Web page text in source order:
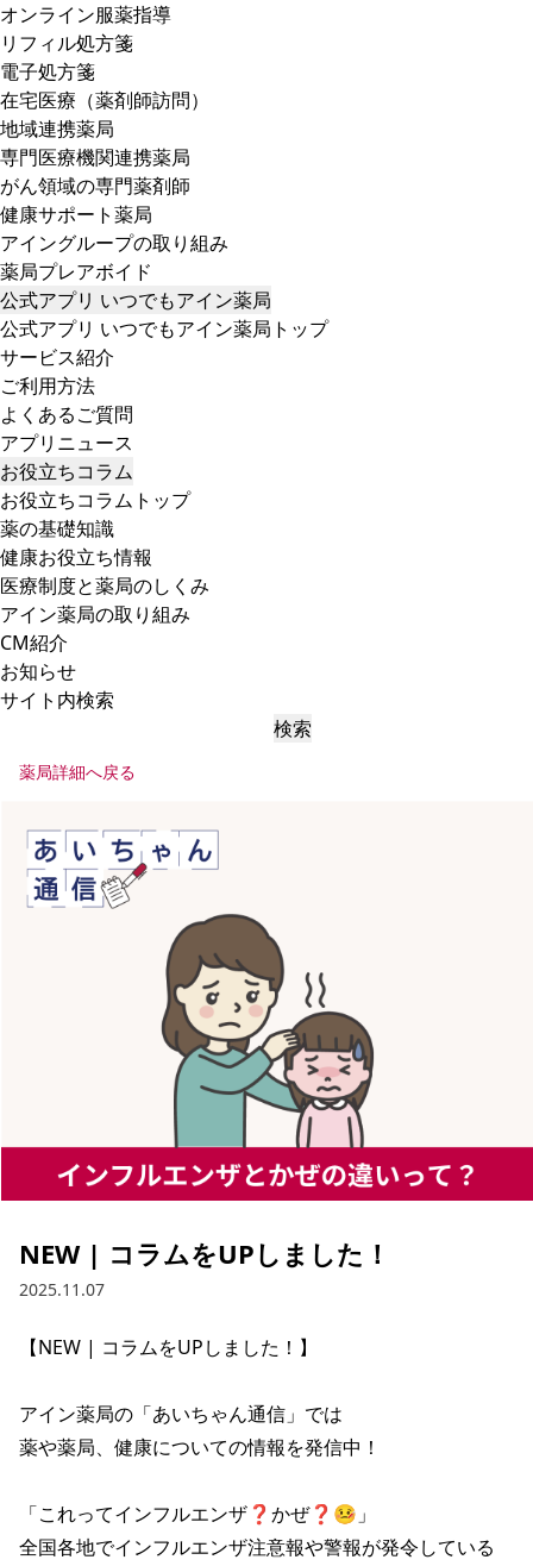
オンライン服薬指導
リフィル処方箋
電子処方箋
在宅医療（薬剤師訪問）
地域連携薬局
専門医療機関連携薬局
がん領域の専門薬剤師
健康サポート薬局
アイングループの取り組み
薬局プレアボイド
公式アプリ いつでもアイン薬局
公式アプリ いつでもアイン薬局トップ
サービス紹介
ご利用方法
よくあるご質問
アプリニュース
お役立ちコラム
お役立ちコラムトップ
薬の基礎知識
健康お役立ち情報
医療制度と薬局のしくみ
アイン薬局の取り組み
CM紹介
お知らせ
サイト内検索
検索
薬局詳細へ戻る
NEW | コラムをUPしました！
2025.11.07
【NEW | コラムをUPしました！】
アイン薬局の「あいちゃん通信」では
薬や薬局、健康についての情報を発信中！
「これってインフルエンザ❓かぜ❓🤒」
全国各地でインフルエンザ注意報や警報が発令している